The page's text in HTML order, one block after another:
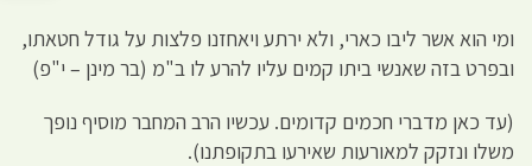
ומי הוא אשר ליבו כארי, ולא ירתע ויאחזנו פלצות על גודל חטאתו,
ובפרט בזה שאנשי ביתו קמים עליו להרע לו ב"מ (בר מינן – י"פ)
(עד כאן מדברי חכמים קדומים. עכשיו הרב המחבר מוסיף נופך
משלו ונזקק למאורעות שאירעו בתקופתנו).